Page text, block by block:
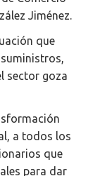
Jiménez.
que
sector goza
a todos los
que
para dar